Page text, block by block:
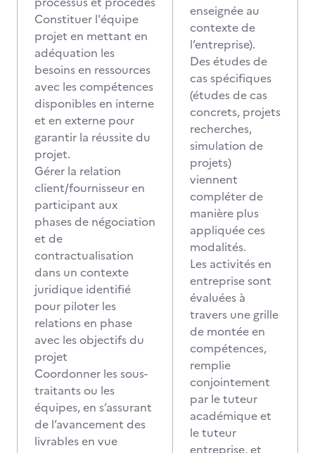
Constituer l'équipe
projet en mettant en
adéquation les
besoins en ressources
avec les compétences
disponibles en interne
et en externe pour
garantir la réussite du
projet.
Gérer la relation
client/fournisseur en
participant aux
phases de négociation
et de
contractualisation
dans un contexte
juridique identifié
pour piloter les
relations en phase
avec les objectifs du
projet
Coordonner les sous-
traitants ou les
équipes, en s’assurant
de l’avancement des
livrables en vue
enseignée au
contexte de
l’entreprise).
Des études de
cas spécifiques
(études de cas
concrets, projets
recherches,
simulation de
projets)
viennent
compléter de
manière plus
appliquée ces
modalités.
Les activités en
entreprise sont
évaluées à
travers une grille
de montée en
compétences,
remplie
conjointement
par le tuteur
académique et
le tuteur
entreprise, et